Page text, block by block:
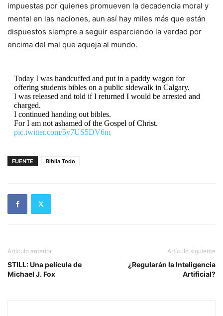
impuestas por quienes promueven la decadencia moral y
mental en las naciones, aun así hay miles más que están
dispuestos siempre a seguir esparciendo la verdad por
encima del mal que aqueja al mundo.
Today I was handcuffed and put in a paddy wagon for
offering students bibles on a public sidewalk in Calgary.
I was released and told if I returned I would be arrested and
charged.
I continued handing out bibles.
For I am not ashamed of the Gospel of Christ.
pic.twitter.com/5y7US5DV6m
— Josh Alexander (@officialJosh_A)
FUENTE Biblia Todo
Artículo anterior
STILL: Una película de
Michael J. Fox
Artículo siguiente
¿Regularán la Inteligencia
Artificial?